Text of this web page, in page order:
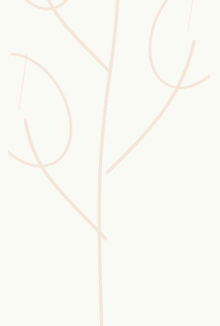
Gartenplaner
Düngeberater
Challenges
Wusstest du?
Sammlungen
Selber machen
Glossar